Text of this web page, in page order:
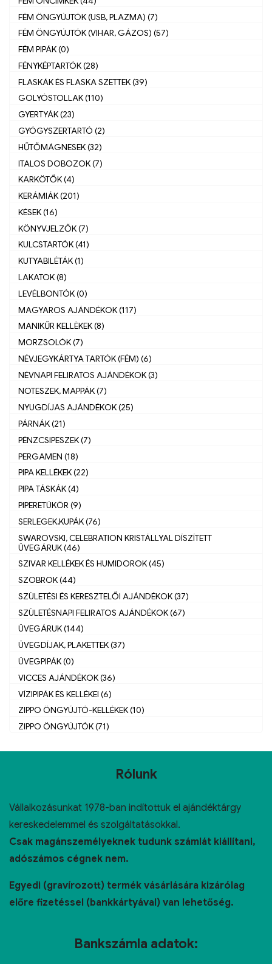
FÉM ÖNGYÚJTÓK (USB, PLAZMA) (7)
FÉM ÖNGYÚJTÓK (VIHAR, GÁZOS) (57)
FÉM PIPÁK (0)
FÉNYKÉPTARTÓK (28)
FLASKÁK ÉS FLASKA SZETTEK (39)
GOLYÓSTOLLAK (110)
GYERTYÁK (23)
GYÓGYSZERTARTÓ (2)
HŰTŐMÁGNESEK (32)
ITALOS DOBOZOK (7)
KARKÖTŐK (4)
KERÁMIÁK (201)
KÉSEK (16)
KÖNYVJELZŐK (7)
KULCSTARTÓK (41)
KUTYABILÉTÁK (1)
LAKATOK (8)
LEVÉLBONTÓK (0)
MAGYAROS AJÁNDÉKOK (117)
MANIKŰR KELLÈKEK (8)
MORZSOLÓK (7)
NÉVJEGYKÁRTYA TARTÓK (FÉM) (6)
NÉVNAPI FELIRATOS AJÁNDÉKOK (3)
NOTESZEK, MAPPÁK (7)
NYUGDÍJAS AJÁNDÉKOK (25)
PÁRNÁK (21)
PÉNZCSIPESZEK (7)
PERGAMEN (18)
PIPA KELLÉKEK (22)
PIPA TÁSKÁK (4)
PIPERETÜKÖR (9)
SERLEGEK,KUPÁK (76)
SWAROVSKI, CELEBRATION KRISTÁLLYAL DÍSZÍTETT
ÜVEGÁRUK (46)
SZIVAR KELLÉKEK ÉS HUMIDOROK (45)
SZOBROK (44)
SZÜLETÉSI ÉS KERESZTELŐI AJÁNDÉKOK (37)
SZÜLETÉSNAPI FELIRATOS AJÁNDÉKOK (67)
ÜVEGÁRUK (144)
ÜVEGDÍJAK, PLAKETTEK (37)
ÜVEGPIPÁK (0)
VICCES AJÁNDÉKOK (36)
VÍZIPIPÁK ÉS KELLÉKEI (6)
ZIPPO ÖNGYÚJTÓ-KELLÉKEK (10)
ZIPPO ÖNGYÚJTÓK (71)
Rólunk
Vállalkozásunkat 1978-ban indítottuk el ajándéktárgy
kereskedelemmel és szolgáltatásokkal.
Csak magánszemélyeknek tudunk számlát kiállítani,
adószámos cégnek nem.
Egyedi (gravírozott) termék vásárlására kizárólag
előre fizetéssel (bankkártyával) van lehetőség.
Bankszámla adatok: